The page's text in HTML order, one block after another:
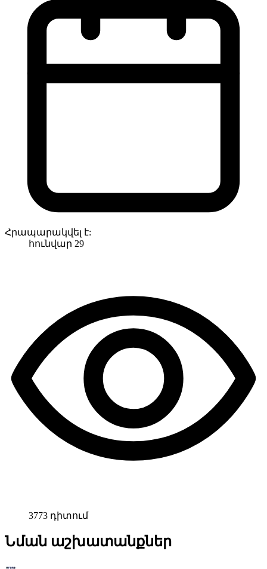
Հրապարակվել է:
հունվար 29
3773 դիտում
Նման աշխատանքներ